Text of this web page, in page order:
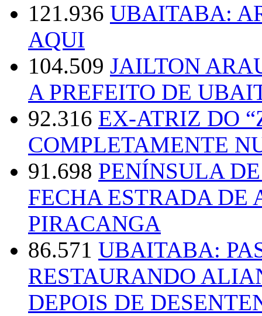
121.936 UBAITABA:
AQUI
104.509 JAILTON
A PREFEITO DE
92.316 EX-ATRIZ DO
COMPLETAMENTE
91.698 PENÍNSULA
FECHA ESTRADA DE
PIRACANGA
86.571 UBAITABA:
RESTAURANDO
DEPOIS DE